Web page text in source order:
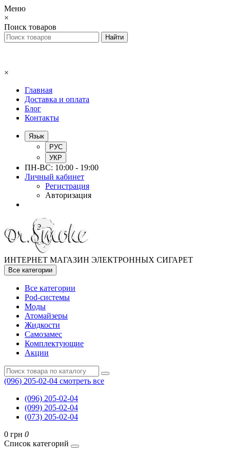
Меню
×
Поиск товаров
×
Главная
Доставка и оплата
Блог
Контакты
Язык
РУС
УКР
ПН-ВС: 10:00 - 19:00
Личный кабинет
Регистрация
Авторизация
ИНТЕРНЕТ МАГАЗИН ЭЛЕКТРОННЫХ СИГАРЕТ
Все категории
Все категории
Pod-системы
Моды
Атомайзеры
Жидкости
Самозамес
Комплектующие
Акции
(096) 205-02-04 смотреть все
(096) 205-02-04
(099) 205-02-04
(073) 205-02-04
0 грн 0
Список категорий